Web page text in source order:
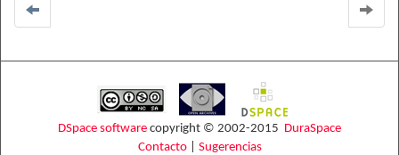
DSpace software copyright © 2002-2015 DuraSpace
Contacto| Sugerencias